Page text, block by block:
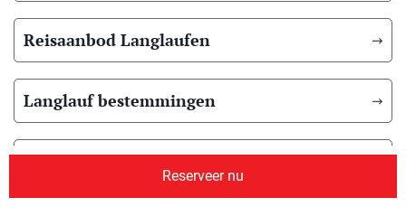
Reserveer nu
Reisaanbod Langlaufen
Langlauf bestemmingen
Reisaanbod zomer